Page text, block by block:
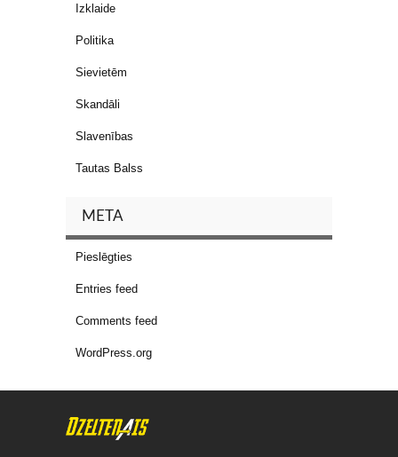
Izklaide
Politika
Sievietēm
Skandāli
Slavenības
Tautas Balss
META
Pieslēgties
Entries feed
Comments feed
WordPress.org